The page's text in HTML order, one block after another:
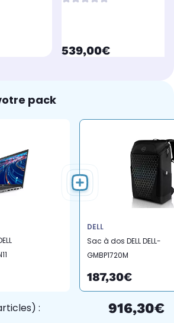
currentPrice
539,00€
pack
DELL
Sac à dos DELL DELL-
GMBP1720M
187,30€
: 916,30€